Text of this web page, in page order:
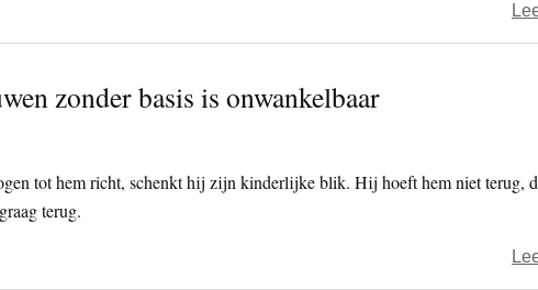
zonder basis is onwankelbaar
tot hem richt, schenkt hij zijn kinderlijke blik. Hij hoeft hem niet terug,
terug.